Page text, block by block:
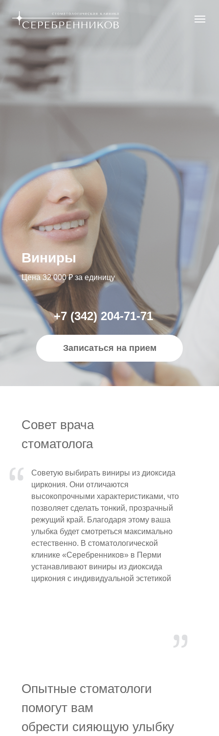
+7 (342) 204-71-71
Виниры
Цена 32 000 ₽ за единицу
Записаться на прием
Советую выбирать виниры из диоксида
циркония. Они отличаются
высокопрочными характеристиками, что
позволяет сделать тонкий, прозрачный
режущий край. Благодаря этому ваша
улыбка будет смотреться максимально
естественно. В стоматологической
клинике «Серебренников» в Перми
устанавливают виниры из диоксида
циркония с индивидуальной эстетикой
Совет врача
стоматолога
Опытные стоматологи
помогут вам
обрести сияющую улыбку